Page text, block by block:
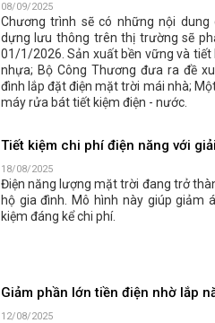
08/09/2025
Chương trình sẽ có những nội dung
dựng lưu thông trên thị trường sẽ
01/1/2026. Sản xuất bền vững và
nhựa; Bộ Công Thương đưa ra đề
đình lắp đặt điện mặt trời mái nhà;
máy rửa bát tiết kiệm điện - nước.
Tiết kiệm chi phí điện năng với
18/08/2025
Điện năng lượng mặt trời đang trở
hộ gia đình. Mô hình này giúp giảm
kiệm đáng kể chi phí.
Giảm phần lớn tiền điện nhờ lắp
12/08/2025